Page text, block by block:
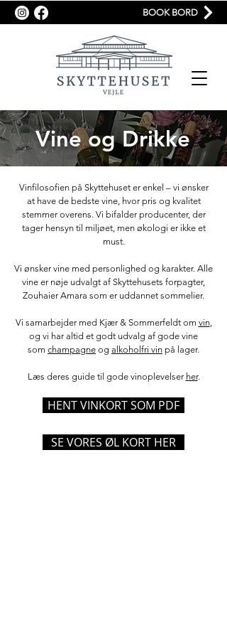
BOOK BORD
Vine og Drikke
Vinfilosofien på Skyttehuset er enkel – vi ønsker
at have de bedste vine, hvor pris og kvalitet
stemmer overens. Vi bifalder producenter, der
tager hensyn til miljøet, men økologi er ikke et
must.
Vi ønsker vine med personlighed og karakter. Alle
vine er nøje udvalgt af Skyttehusets forpagter,
Zouhaier Amara som er uddannet sommelier.
Vi samarbejder med Kjær & Sommerfeldt om vin,
og vi har altid et godt udvalg af gode vine
som champagne og alkoholfri vin på lager.
Læs deres guide til gode vinoplevelser her.
HENT VINKORT SOM PDF
SE VORES ØL KORT HER